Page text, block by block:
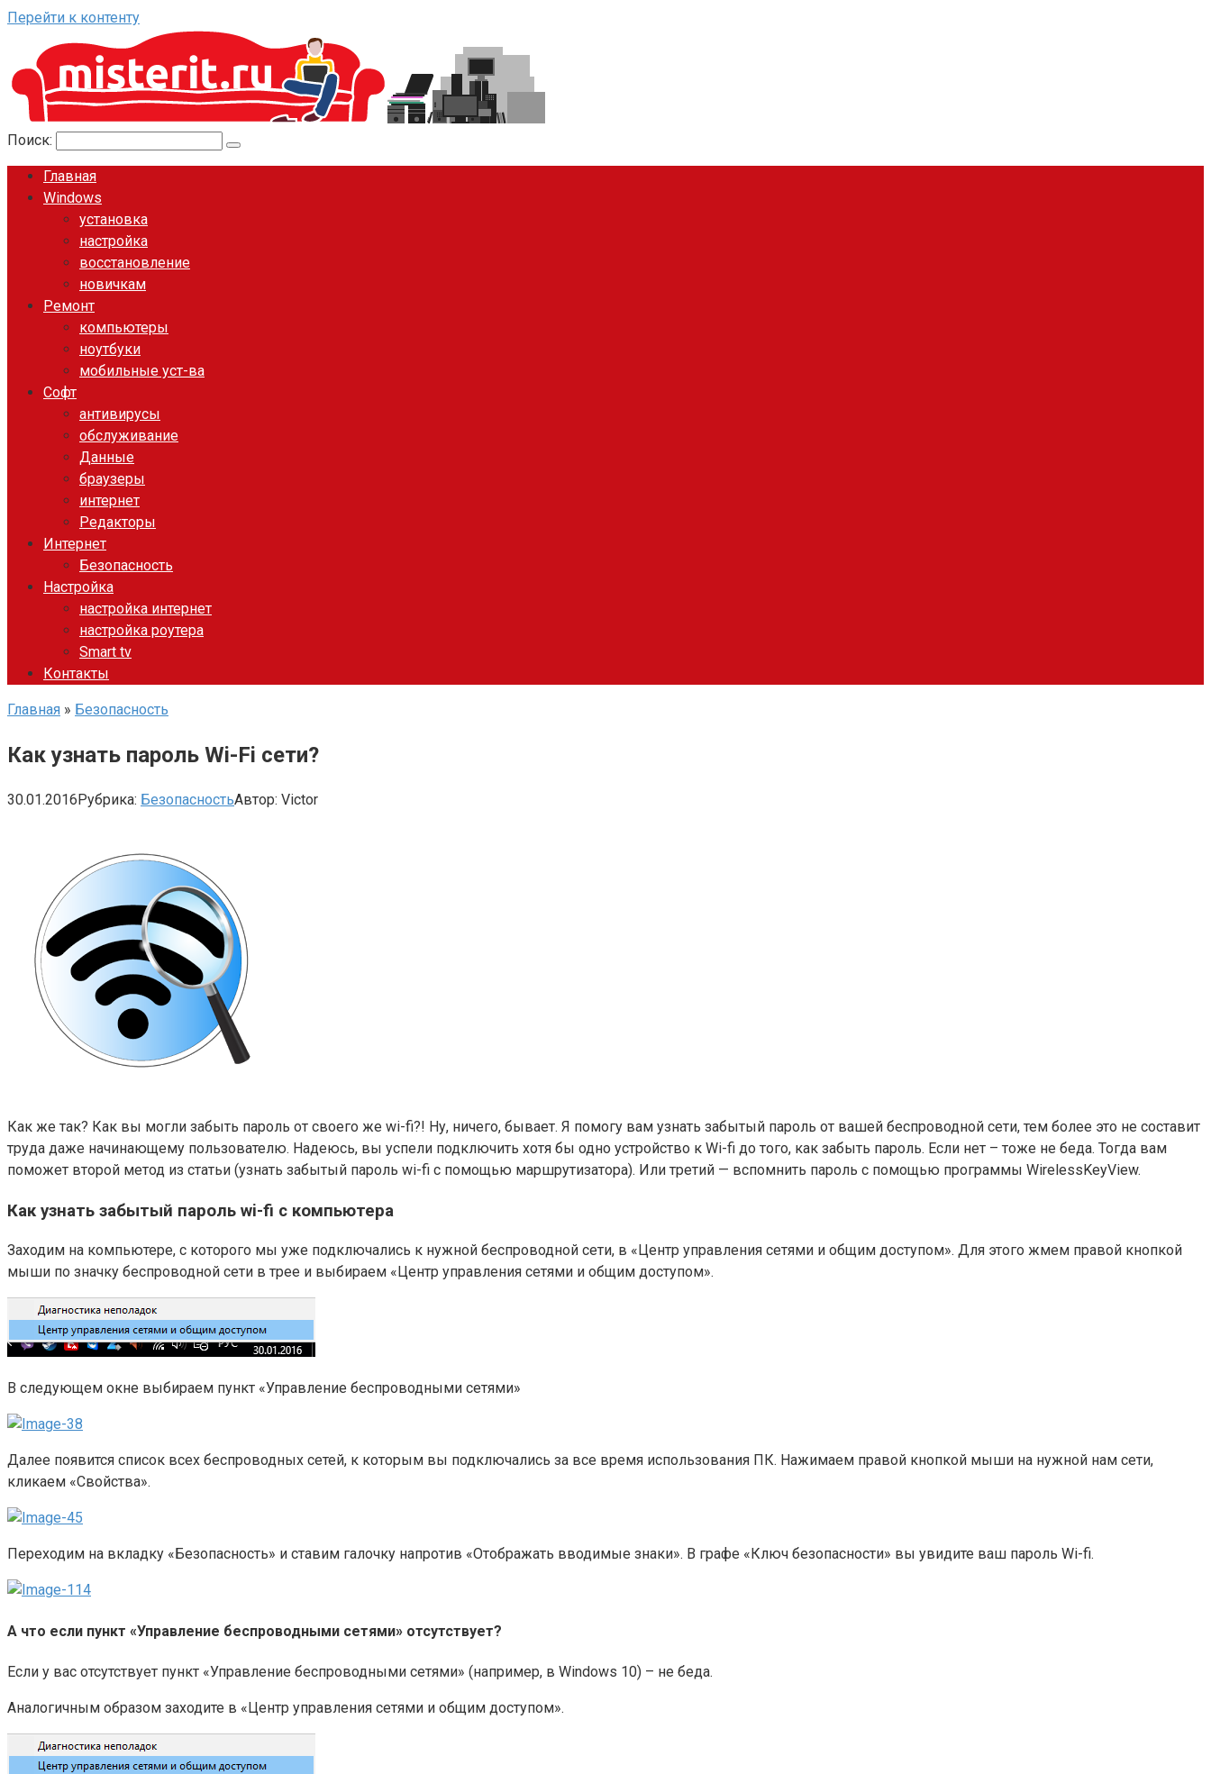
Перейти к контенту
Поиск:
Главная
Windows
установка
настройка
восстановление
новичкам
Ремонт
компьютеры
ноутбуки
мобильные уст-ва
Софт
антивирусы
обслуживание
Данные
браузеры
интернет
Редакторы
Интернет
Безопасность
Настройка
настройка интернет
настройка роутера
Smart tv
Контакты
Главная » Безопасность
Как узнать пароль Wi-Fi сети?
30.01.2016Рубрика: БезопасностьАвтор: Victor
Как же так? Как вы могли забыть пароль от своего же wi-fi?! Ну, ничего, бывает. Я помогу вам узнать забытый пароль от вашей беспроводной сети, тем более это не составит
труда даже начинающему пользователю. Надеюсь, вы успели подключить хотя бы одно устройство к Wi-fi до того, как забыть пароль. Если нет – тоже не беда. Тогда вам
поможет второй метод из статьи (узнать забытый пароль wi-fi с помощью маршрутизатора). Или третий — вспомнить пароль с помощью программы WirelessKeyView.
Как узнать забытый пароль wi-fi с компьютера
Заходим на компьютере, с которого мы уже подключались к нужной беспроводной сети, в «Центр управления сетями и общим доступом». Для этого жмем правой кнопкой
мыши по значку беспроводной сети в трее и выбираем «Центр управления сетями и общим доступом».
В следующем окне выбираем пункт «Управление беспроводными сетями»
Далее появится список всех беспроводных сетей, к которым вы подключались за все время использования ПК. Нажимаем правой кнопкой мыши на нужной нам сети,
кликаем «Свойства».
Переходим на вкладку «Безопасность» и ставим галочку напротив «Отображать вводимые знаки». В графе «Ключ безопасности» вы увидите ваш пароль Wi-fi.
А что если пункт «Управление беспроводными сетями» отсутствует?
Если у вас отсутствует пункт «Управление беспроводными сетями» (например, в Windows 10) – не беда.
Аналогичным образом заходите в «Центр управления сетями и общим доступом».